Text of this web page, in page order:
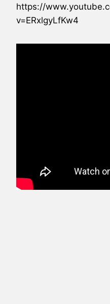
https://
v=ERxlgyLfKw4